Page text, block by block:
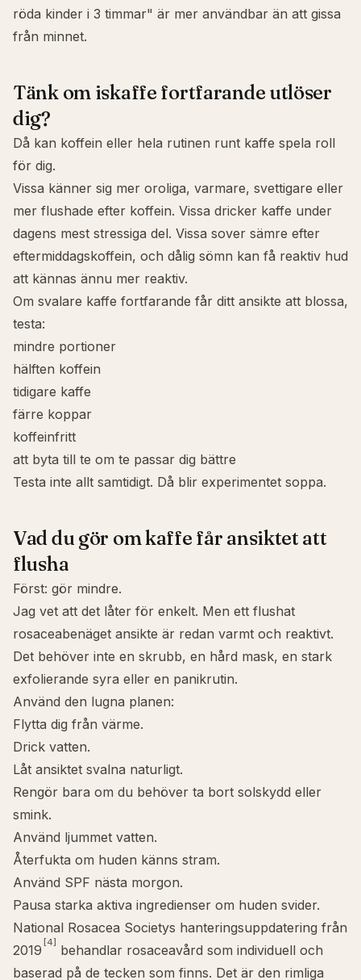
röda kinder i 3 timmar" är mer användbar än att gissa
från minnet.
Tänk om iskaffe fortfarande utlöser
dig?
Då kan koffein eller hela rutinen runt kaffe spela roll
för dig.
Vissa känner sig mer oroliga, varmare, svettigare eller
mer flushade efter koffein. Vissa dricker kaffe under
dagens mest stressiga del. Vissa sover sämre efter
eftermiddagskoffein, och dålig sömn kan få reaktiv hud
att kännas ännu mer reaktiv.
Om svalare kaffe fortfarande får ditt ansikte att blossa,
testa:
mindre portioner
hälften koffein
tidigare kaffe
färre koppar
koffeinfritt
att byta till te om te passar dig bättre
Testa inte allt samtidigt. Då blir experimentet soppa.
Vad du gör om kaffe får ansiktet att
flusha
Först: gör mindre.
Jag vet att det låter för enkelt. Men ett flushat
rosaceabenäget ansikte är redan varmt och reaktivt.
Det behöver inte en skrubb, en hård mask, en stark
exfolierande syra eller en panikrutin.
Använd den lugna planen:
Flytta dig från värme.
Drick vatten.
Låt ansiktet svalna naturligt.
Rengör bara om du behöver ta bort solskydd eller
smink.
Använd ljummet vatten.
Återfukta om huden känns stram.
Använd SPF nästa morgon.
Pausa starka aktiva ingredienser om huden svider.
National Rosacea Societys hanteringsuppdatering från
2019 [4] behandlar rosaceavård som individuell och
baserad på de tecken som finns. Det är den rimliga